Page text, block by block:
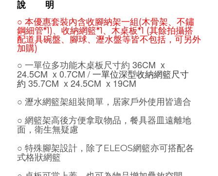
說 明
○ 本優惠套裝內含收腳納架一組(木骨架、不鏽
鋼細管*1)、收納網籃*1、木桌板*1 (其餘拍攝搭
配道具碗盤、腳球、瀝水盤等皆不包括，可另外
加購)
○ 一單位多功能木桌板尺寸約 36CM x
24.5CM x 0.7CM/ 一單位深型收納網籃尺寸
約 35.7CM x 24.5CM x 19CM
○ 瀝水網籃架組裝簡單，居家戶外使用皆適合
○ 網籃架高後方便拿取物品，餐具器皿遠離地
面，衛生無疑慮
○ 特殊腳架設計，除了ELEOS網籃亦可搭配各
式格狀網籃